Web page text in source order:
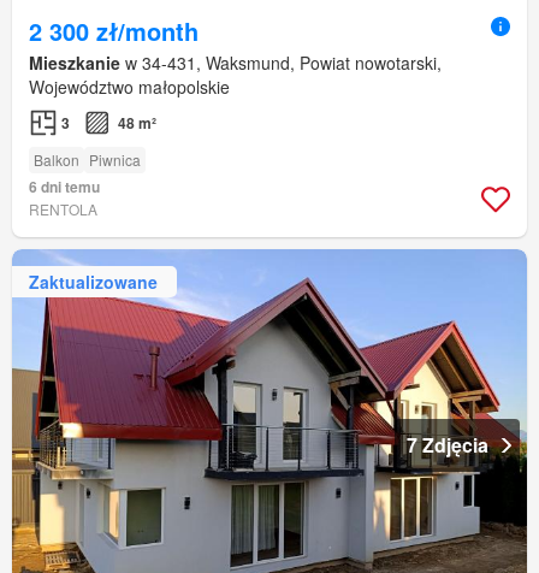
2 300 zł/month
Mieszkanie w 34-431, Waksmund, Powiat nowotarski,
Województwo małopolskie
3 48 m²
Balkon Piwnica
6 dni temu
RENTOLA
Zaktualizowane
7 Zdjęcia